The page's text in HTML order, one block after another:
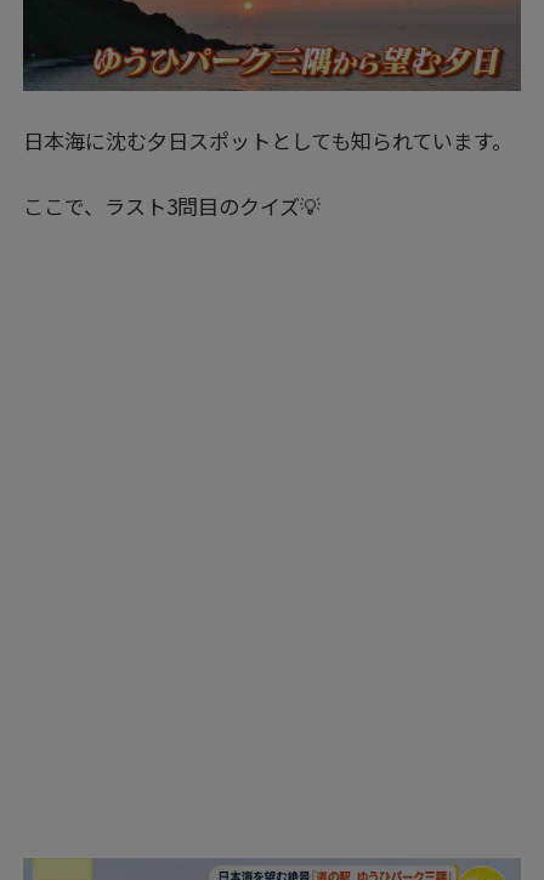
日本海に沈む夕日スポットとしても知られています。
ここで、ラスト3問目のクイズ💡